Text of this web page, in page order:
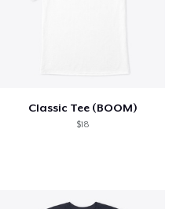
Classic Tee (BOOM)
$18